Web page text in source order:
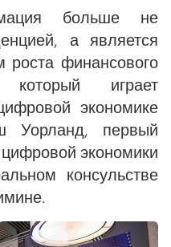
больше не
а является
роста финансового
который играет
экономике
Уорланд, первый
экономики
консульстве